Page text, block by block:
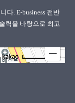
다. E-business 전반
력을 바탕으로 최고